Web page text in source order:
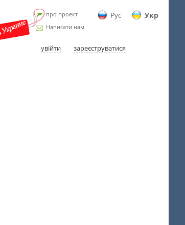
Рус Укр
про проект
Написати нам
увійти зареєструватися